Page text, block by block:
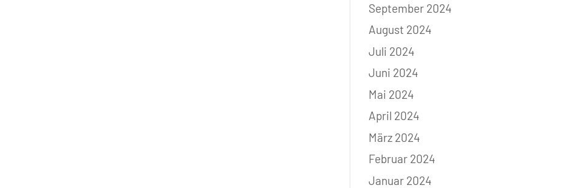
September 2024
August 2024
Juli 2024
Juni 2024
Mai 2024
April 2024
März 2024
Februar 2024
Januar 2024